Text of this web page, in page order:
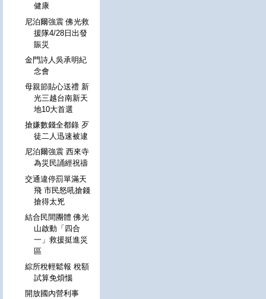
健康
尼泊爾強震 佛光救
援隊4/28日出發
賑災
金門詩人吳承明紀
念會
母親節貼心送禮 新
光三越台南新天
地10大首選
搶嫌數錢全都錄 歹
徒二人迅速被逮
尼泊爾強震 西來寺
為災民誦經祝禱
交通違停罰單滿天
飛 市民怒吼搶錢
搶得太兇
結合民間團體 佛光
山啟動「四合
一」救援挺進災
區
綜所稅輕鬆報 稅額
試算免煩惱
開放國內營利事